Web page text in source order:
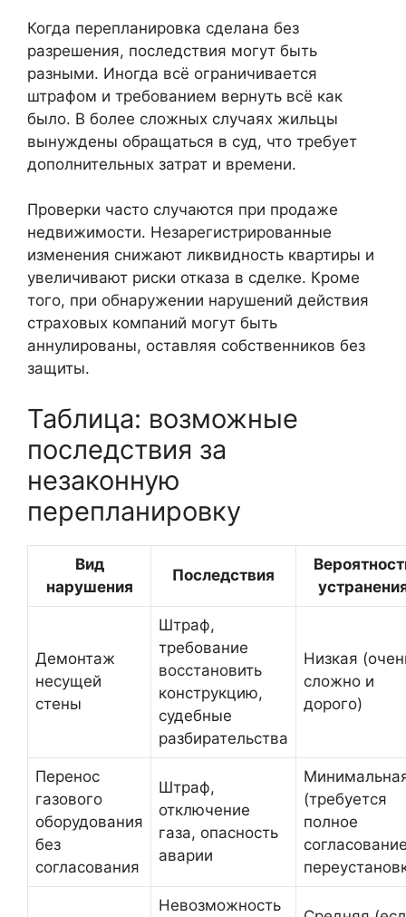
Когда перепланировка сделана без
разрешения, последствия могут быть
разными. Иногда всё ограничивается
штрафом и требованием вернуть всё как
было. В более сложных случаях жильцы
вынуждены обращаться в суд, что требует
дополнительных затрат и времени.
Проверки часто случаются при продаже
недвижимости. Незарегистрированные
изменения снижают ликвидность квартиры и
увеличивают риски отказа в сделке. Кроме
того, при обнаружении нарушений действия
страховых компаний могут быть
аннулированы, оставляя собственников без
защиты.
Таблица: возможные
последствия за
незаконную
перепланировку
Вид
нарушения
Последствия
Демонтаж
несущей
стены
Штраф,
требование
восстановить
конструкцию,
судебные
разбирательства
Низкая
сложно и
дорого)
Перенос
газового
оборудования
без
согласования
Штраф,
отключение
газа, опасность
аварии
(требуется
полное
Невозможность